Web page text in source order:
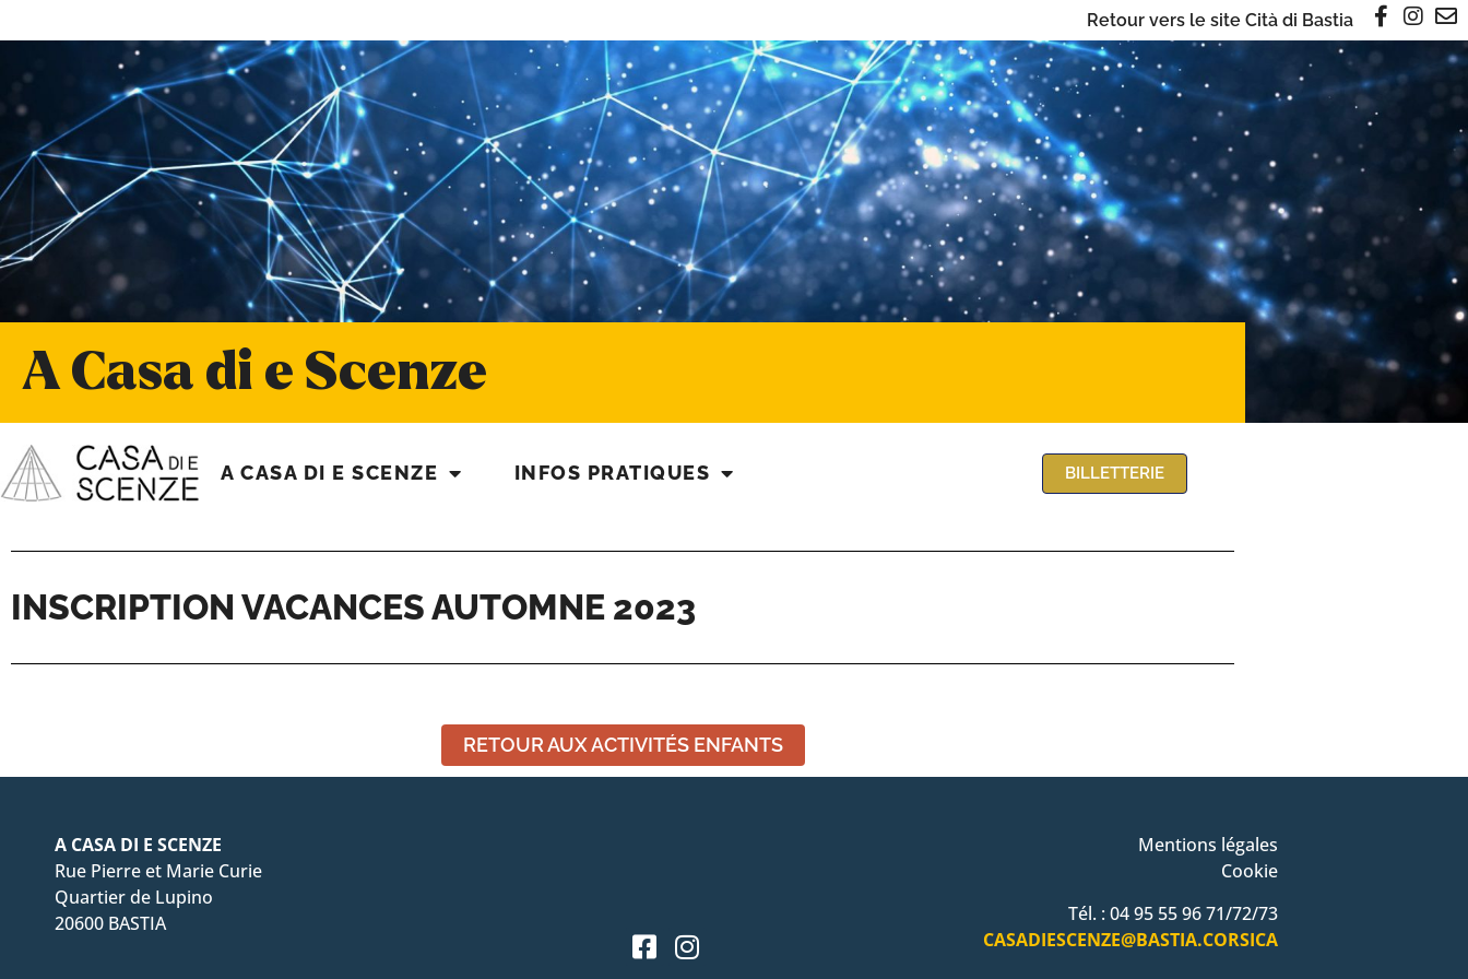
Retour vers le site Cità di Bastia
A Casa di e Scenze
A CASA DI E SCENZE INFOS PRATIQUES BILLETTERIE
INSCRIPTION VACANCES AUTOMNE 2023
RETOUR AUX ACTIVITÉS ENFANTS
A CASA DI E SCENZE
Rue Pierre et Marie Curie
Quartier de Lupino
20600 BASTIA
Mentions légales
Cookie
Tél. : 04 95 55 96 71/72/73
CASADIESCENZE@BASTIA.CORSICA